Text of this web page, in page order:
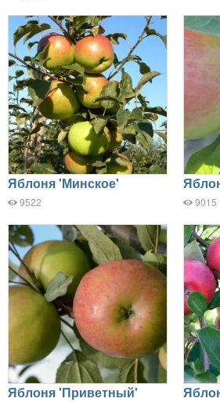
Яблоня 'Минское'
9522 9015
Яблоня 'Приветный'